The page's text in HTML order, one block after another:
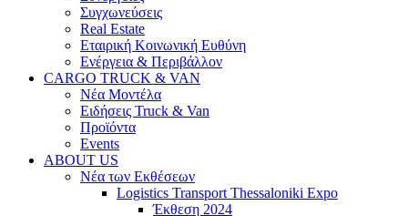
Συγχωνεύσεις
Real Estate
Εταιρική Κοινωνική Ευθύνη
Ενέργεια & Περιβάλλον
CARGO TRUCK & VAN
Νέα Μοντέλα
Ειδήσεις Truck & Van
Προϊόντα
Events
ABOUT US
Νέα των Εκθέσεων
Logistics Transport Thessaloniki Expo
Έκθεση 2024